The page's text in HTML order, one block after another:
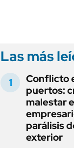
Las más
Conflicto
puertos:
malestar
parálisis
exterior